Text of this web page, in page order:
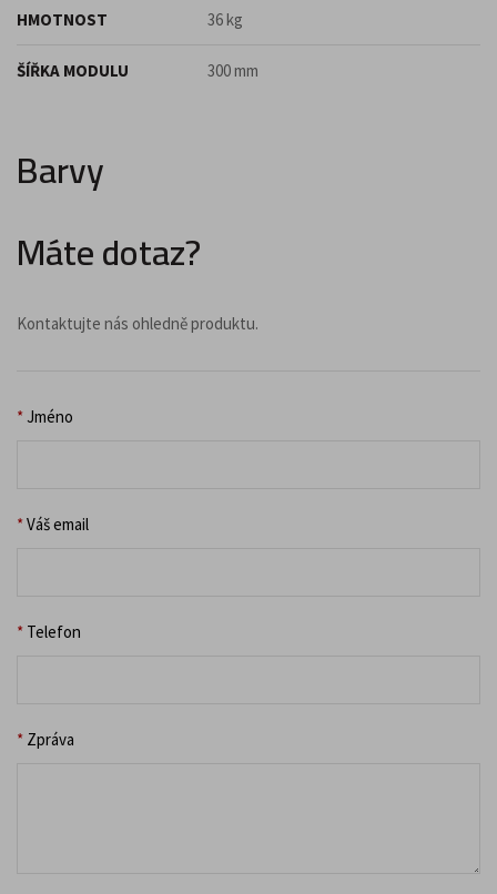
HMOTNOST 36 kg
ŠÍŘKA MODULU 300 mm
Barvy
Máte dotaz?
Kontaktujte nás ohledně produktu.
*Jméno
*Váš email
* Telefon
* Zpráva